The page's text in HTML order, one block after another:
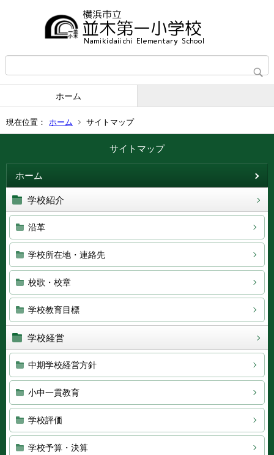
ホーム
現在位置： ホーム サイトマップ
サイトマップ
ホーム
学校紹介
沿革
学校所在地・連絡先
校歌・校章
学校教育目標
学校経営
中期学校経営方針
小中一貫教育
学校評価
学校予算・決算